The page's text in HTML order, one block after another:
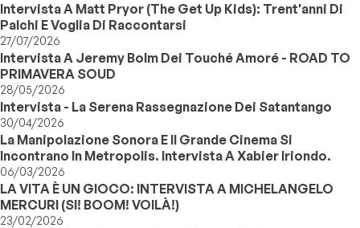
Intervista A Matt Pryor (The Get Up Kids): Trent'anni Di
Palchi E Voglia Di Raccontarsi
27/07/2026
Intervista A Jeremy Bolm Dei Touché Amoré - ROAD TO
PRIMAVERA SOUD
28/05/2026
Intervista - La Serena Rassegnazione Dei Satantango
30/04/2026
La Manipolazione Sonora E Il Grande Cinema Si
Incontrano In Metropolis. Intervista A Xabier Iriondo.
06/03/2026
LA VITA È UN GIOCO: INTERVISTA A MICHELANGELO
MERCURI (SI! BOOM! VOILÀ!)
23/02/2026